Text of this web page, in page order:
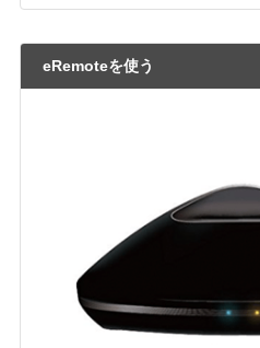
eRemoteを使う